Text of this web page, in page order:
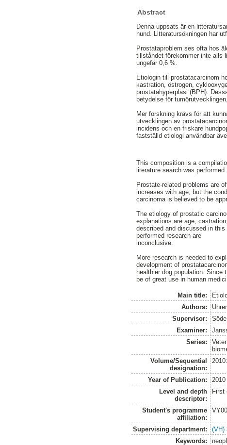
Abstract
Denna uppsats är en
hund. Litteratursökningen har
Prostataproblem ses ofta hos
tillståndet förekommer inte alls
ungefär 0,6 %.
Etiologin till prostatacarcinom
kastration, östrogen,
prostatahyperplasi (BPH).
betydelse för
Mer forskning krävs för att
utvecklingen av
incidens och en friskare
fastställd etiologi användbar
This composition is a
literature search was
Prostate-related problems are
increases with age, but the
carcinoma is believed to be
The etiology of prostatic
explanations are age,
described and discussed in
performed research are
inconclusive.
More research is needed to
development of
healthier dog population. Since
be of great use in human
Main title:
Authors:
Supervisor:
Examiner:
Series:
Volume/Sequential
designation:
Year of Publication:
2010
Level and depth
descriptor:
First
Student's programme
affiliation:
Supervising department:
(VH)
Keywords: